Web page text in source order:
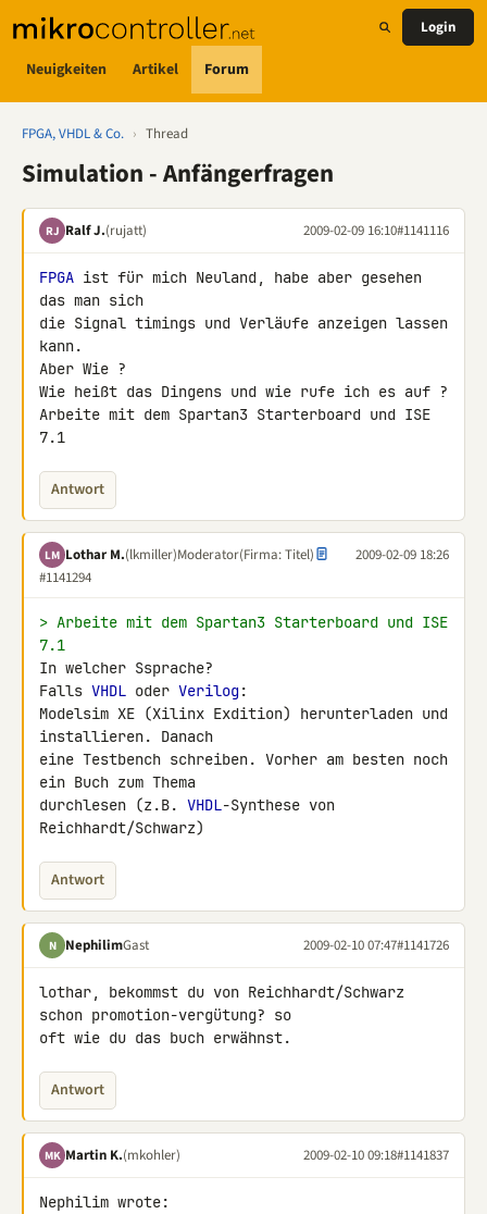
Neuigkeiten Artikel Forum
Login
FPGA, VHDL & Co. › Thread
Simulation - Anfängerfragen
RJ Ralf J.(rujatt) 2009-02-09 16:10#1141116
FPGA ist für mich Neuland, habe aber gesehen
das man sich
die Signal timings und Verläufe anzeigen lassen
kann.
Aber Wie ?
Wie heißt das Dingens und wie rufe ich es auf ?
Arbeite mit dem Spartan3 Starterboard und ISE
7.1
Antwort
LM Lothar M.(lkmiller)Moderator(Firma: Titel)
2009-02-09 18:26
#1141294
> Arbeite mit dem Spartan3 Starterboard und ISE
7.1
In welcher Ssprache?
Falls VHDL oder Verilog:
Modelsim XE (Xilinx Exdition) herunterladen und
installieren. Danach
eine Testbench schreiben. Vorher am besten noch
ein Buch zum Thema
durchlesen (z.B. VHDL-Synthese von
Reichhardt/Schwarz)
Antwort
N NephilimGast 2009-02-10 07:47#1141726
lothar, bekommst du von Reichhardt/Schwarz
schon promotion-vergütung? so
oft wie du das buch erwähnst.
Antwort
MK Martin K.(mkohler) 2009-02-10 09:18#1141837